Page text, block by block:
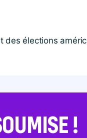
élections
!